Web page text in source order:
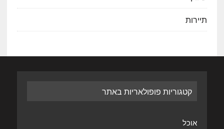
תיירות
קטגוריות פופולאריות באתר
אוכל